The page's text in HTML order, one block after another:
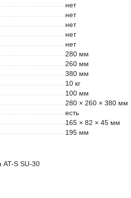
нет
нет
нет
нет
нет
280 мм
260 мм
380 мм
10 кг
100 мм
280 × 260 × 380 мм
есть
165 × 82 × 45 мм
195 мм
AT-S SU-30